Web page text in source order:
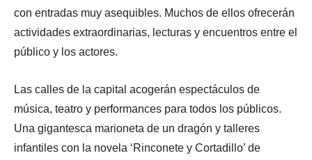
con entradas muy asequibles. Muchos de ellos ofrecerán
actividades extraordinarias, lecturas y encuentros entre el
público y los actores.
Las calles de la capital acogerán espectáculos de
música, teatro y performances para todos los públicos.
Una gigantesca marioneta de un dragón y talleres
infantiles con la novela ‘Rinconete y Cortadillo’ de